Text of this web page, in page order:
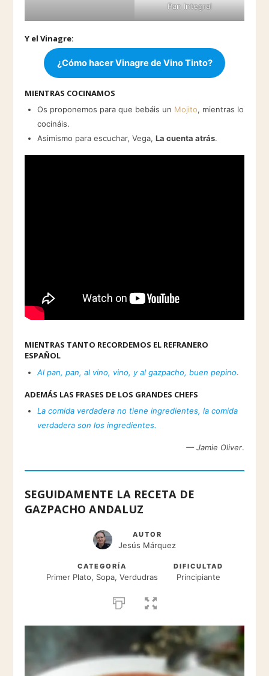
Pan Integral
Y el Vinagre:
¿Cómo hacer Vinagre de Vino Tinto?
MIENTRAS COCINAMOS
Os proponemos para que bebáis un Mojito, mientras lo
cocináis.
Asimismo para escuchar, Vega, La cuenta atrás.
MIENTRAS TANTO RECORDEMOS EL REFRANERO
ESPAÑOL
Al pan, pan, al vino, vino, y al gazpacho, buen pepino.
ADEMÁS LAS FRASES DE LOS GRANDES CHEFS
La comida verdadera no tiene ingredientes, la comida
verdadera son los ingredientes.
— Jamie Oliver.
SEGUIDAMENTE LA RECETA DE
GAZPACHO ANDALUZ
AUTOR
Jesús Márquez
CATEGORÍA
Primer Plato, Sopa, Verdudras
DIFICULTAD
Principiante